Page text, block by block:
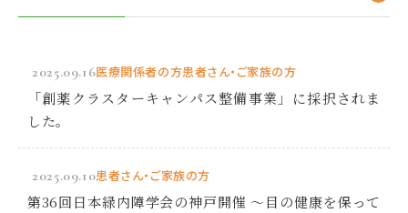
2025.09.16医療関係者の方患者さん・ご家族の方
「創薬クラスターキャンパス整備事業」に採択されま
した。
2025.09.10患者さん・ご家族の方
第36回日本緑内障学会の神戸開催 ～目の健康を保って